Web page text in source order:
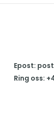
Epost:
Ring oss: